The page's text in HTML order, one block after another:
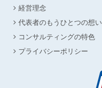
経営理念
代表者のもうひとつの想い
コンサルティングの特色
プライバシーポリシー